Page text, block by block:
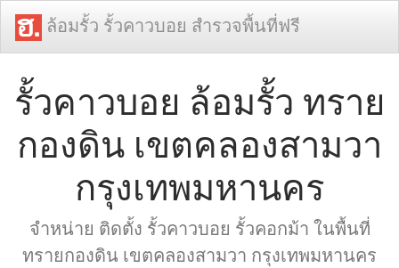
ล้อมรั้ว รั้วคาวบอย สำรวจพื้นที่ฟรี
รั้วคาวบอย ล้อมรั้ว ทราย
กองดิน เขตคลองสามวา
กรุงเทพมหานคร
จำหน่าย ติดตั้ง รั้วคาวบอย รั้วคอกม้า ในพื้นที่
ทรายกองดิน เขตคลองสามวา กรุงเทพมหานคร